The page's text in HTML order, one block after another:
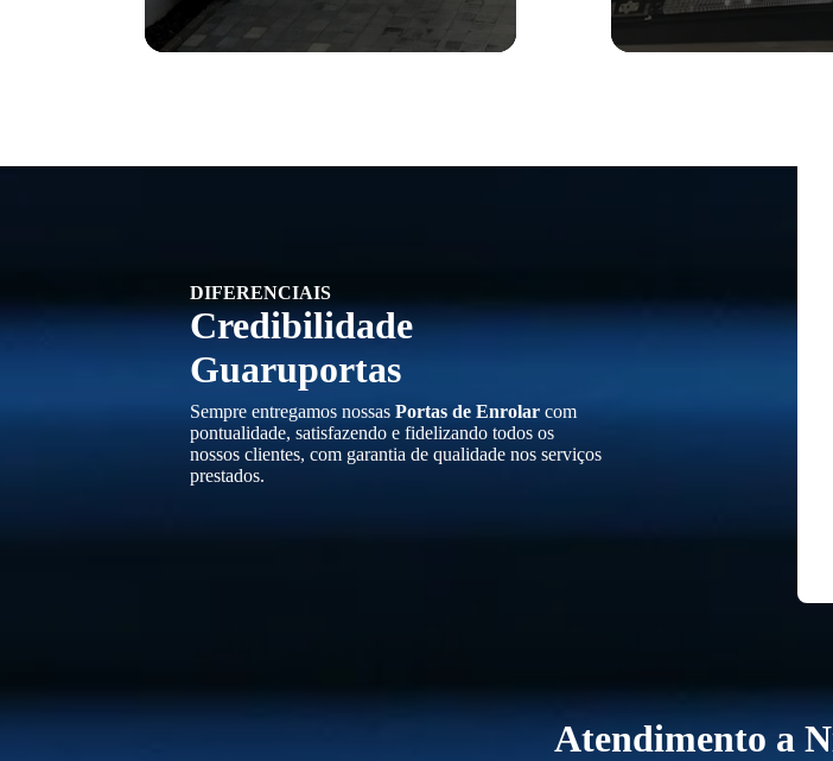
DIFERENCIAIS
Credibilidade
Guaruportas
Sempre entregamos nossas Portas de Enrolar com
pontualidade, satisfazendo e fidelizando todos os
nossos clientes, com garantia de qualidade nos serviços
prestados.
Atendimento a